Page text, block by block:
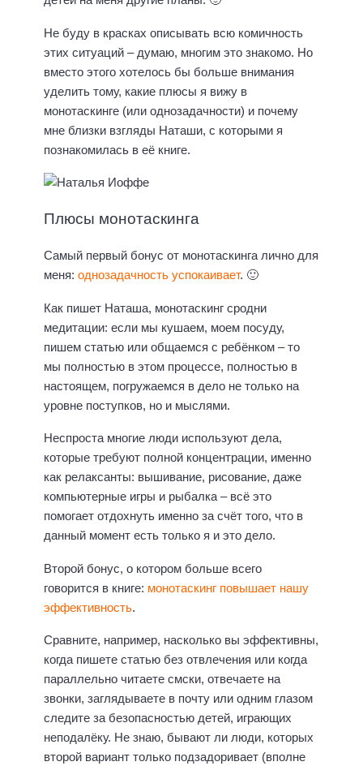
Не буду в красках описывать всю комичность
этих ситуаций – думаю, многим это знакомо. Но
вместо этого хотелось бы больше внимания
уделить тому, какие плюсы я вижу в
монотаскинге (или однозадачности) и почему
мне близки взгляды Наташи, с которыми я
познакомилась в её книге.
Плюсы монотаскинга
Самый первый бонус от монотаскинга лично для
меня: однозадачность успокаивает. 🙂
Как пишет Наташа, монотаскинг сродни
медитации: если мы кушаем, моем посуду,
пишем статью или общаемся с ребёнком – то
мы полностью в этом процессе, полностью в
настоящем, погружаемся в дело не только на
уровне поступков, но и мыслями.
Неспроста многие люди используют дела,
которые требуют полной концентрации, именно
как релаксанты: вышивание, рисование, даже
компьютерные игры и рыбалка – всё это
помогает отдохнуть именно за счёт того, что в
данный момент есть только я и это дело.
Второй бонус, о котором больше всего
говорится в книге: монотаскинг повышает нашу
эффективность.
Сравните, например, насколько вы эффективны,
когда пишете статью без отвлечения или когда
параллельно читаете смски, отвечаете на
звонки, заглядываете в почту или одним глазом
следите за безопасностью детей, играющих
неподалёку. Не знаю, бывают ли люди, которых
второй вариант только подзадоривает (вполне